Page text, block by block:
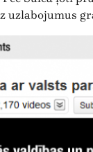
uzlabojumus